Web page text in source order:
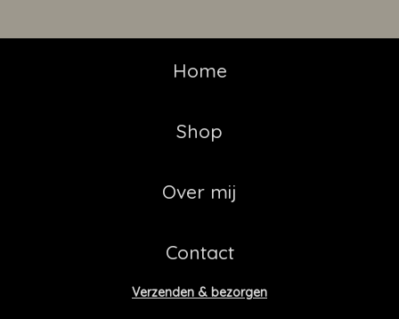
Home
Shop
Over mij
Contact
Verzenden & bezorgen